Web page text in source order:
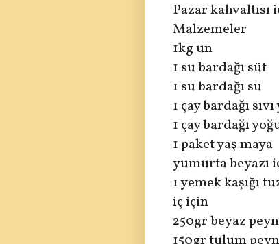
Pazar
Malzemeler
1kg un
1 su bardağı süt
1 su bardağı su
1 çay bardağı
1 çay bardağı
1 paket yaş maya
yumurta beyazı
1 yemek kaşığı
iç için
250gr beyaz